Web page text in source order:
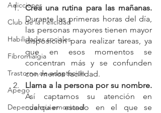
Adicciones
Club de la Felicidad
Habilidades sociales
Fibromialgia
Trastorno de adaptación
Apego
Dependencia emocional
Durante las primeras horas del día,
las personas mayores tienen mayor
disposición para realizar tareas, ya
que en esos momentos se
concentran más y se confunden
con menos facilidad.
Así captamos su atención en
cualquier estado en el que se